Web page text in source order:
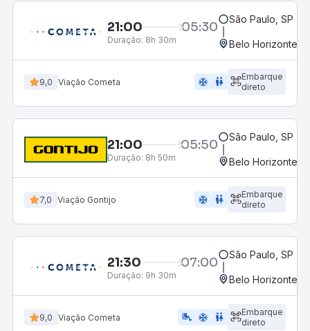
21:00 05:30
Duração: 8h 30m
São Paulo, SP -
Belo Horizonte,
9,0 Viação Cometa ac_unit wc
Embarque
direto
21:00 05:50
Duração: 8h 50m
São Paulo, SP -
Belo Horizonte,
7,0 Viação Gontijo ac_unit wc
Embarque
direto
21:30 07:00
Duração: 9h 30m
São Paulo, SP -
Belo Horizonte,
9,0 Viação Cometa airline_seat_legroom_extra ac_unit WC
Embarque
direto